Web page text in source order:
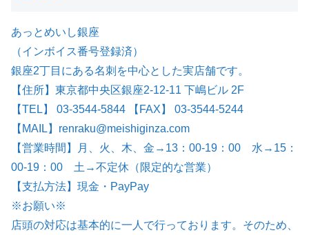
あっとめいし銀座
（インボイス番号登録済）
銀座2丁目にある名刺を中心とした実店舗です。
【住所】東京都中央区銀座2-12-11 下嶋ビル 2F
【TEL】 03-3544-5844 【FAX】 03-3544-5244
【MAIL】renraku@meishiginza.com
【営業時間】月、火、木、金→13：00-19：00 水→15：
00-19：00 土→不定休（限定的な営業）
【支払方法】現金・PayPay
※お願い※
店頭の対応は基本的に一人で行っております。そのため、